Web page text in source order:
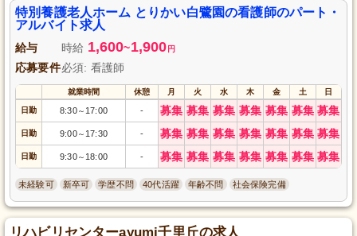
特別養護老人ホーム とりかい白鷺園の看護師のパート・
アルバイト求人
給与 時給 1,600~1,900 円
応募要件必須: 看護師
就業時間 休憩 月 火 水 木 金 土 日
日勤 8:30～ 17:00 - 募集 募集 募集 募集 募集 募集 募集
日勤 9:00～ 17:30 - 募集 募集 募集 募集 募集 募集 募集
日勤 9:30～ 18:00 - 募集 募集 募集 募集 募集 募集 募集
未経験可 新卒可 学歴不問 40代活躍 年齢不問 社会保険完備
リハビリセンターayumi千里丘の求人